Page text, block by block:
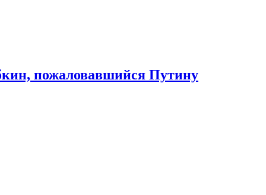
пожаловавшийся Путину